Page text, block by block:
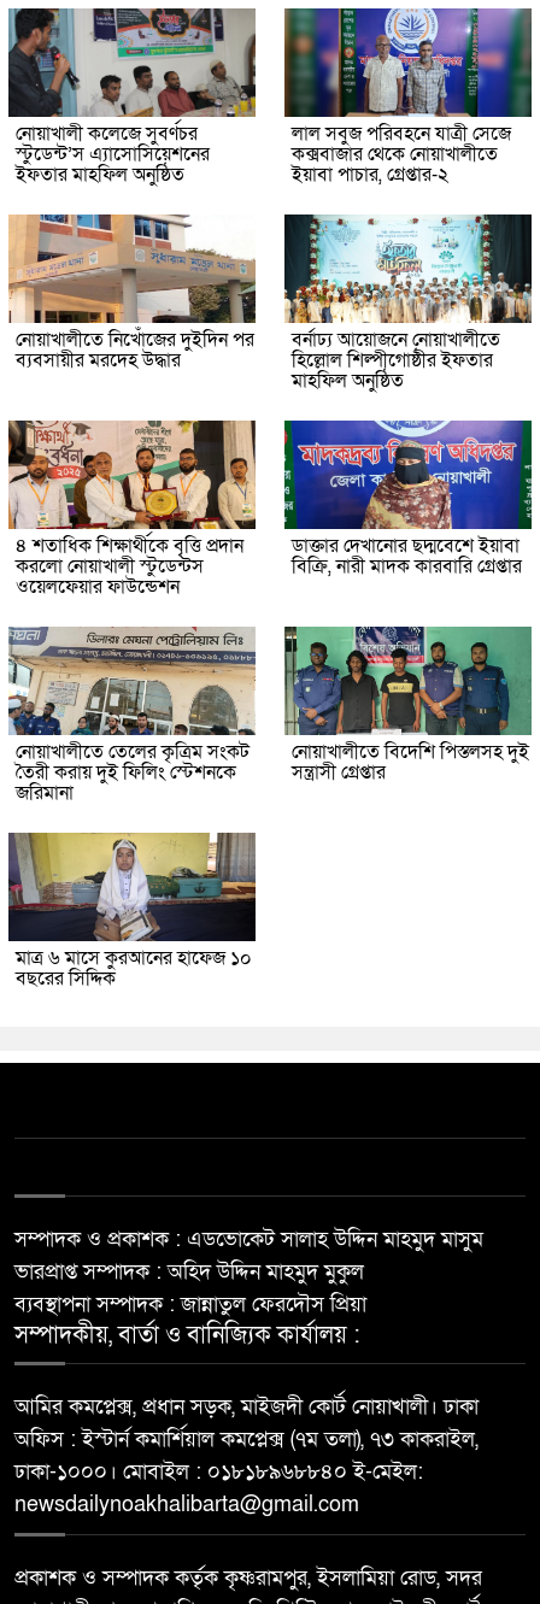
নোয়াখালী কলেজে সুবর্ণচর
স্টুডেন্ট’স এ্যাসোসিয়েশনের
ইফতার মাহফিল অনুষ্ঠিত
লাল সবুজ পরিবহনে যাত্রী সেজে
কক্সবাজার থেকে নোয়াখালীতে
ইয়াবা পাচার, গ্রেপ্তার-২
নোয়াখালীতে নিখোঁজের দুইদিন পর
ব্যবসায়ীর মরদেহ উদ্ধার
বর্নাঢ্য আয়োজনে নোয়াখালীতে
হিল্লোল শিল্পীগোষ্ঠীর ইফতার
মাহফিল অনুষ্ঠিত
৪ শতাধিক শিক্ষার্থীকে বৃত্তি প্রদান
করলো নোয়াখালী স্টুডেন্টস
ওয়েলফেয়ার ফাউন্ডেশন
ডাক্তার দেখানোর ছদ্মবেশে ইয়াবা
বিক্রি, নারী মাদক কারবারি গ্রেপ্তার
নোয়াখালীতে তেলের কৃত্রিম সংকট
তৈরী করায় দুই ফিলিং স্টেশনকে
জরিমানা
নোয়াখালীতে বিদেশি পিস্তলসহ দুই
সন্ত্রাসী গ্রেপ্তার
মাত্র ৬ মাসে কুরআনের হাফেজ ১০
বছরের সিদ্দিক
সম্পাদক ও প্রকাশক : এডভোকেট সালাহ উদ্দিন মাহমুদ মাসুম
ভারপ্রাপ্ত সম্পাদক : অহিদ উদ্দিন মাহমুদ মুকুল
ব্যবস্থাপনা সম্পাদক : জান্নাতুল ফেরদৌস প্রিয়া
সম্পাদকীয়, বার্তা ও বানিজ্যিক কার্যালয় :
আমির কমপ্লেক্স, প্রধান সড়ক, মাইজদী কোর্ট নোয়াখালী। ঢাকা
অফিস : ইস্টার্ন কমার্শিয়াল কমপ্লেক্স (৭ম তলা), ৭৩ কাকরাইল,
ঢাকা-১০০০। মোবাইল : ০১৮১৮৯৬৮৮৪০ ই-মেইল:
newsdailynoakhalibarta@gmail.com
প্রকাশক ও সম্পাদক কর্তৃক কৃষ্ণরামপুর, ইসলামিয়া রোড, সদর